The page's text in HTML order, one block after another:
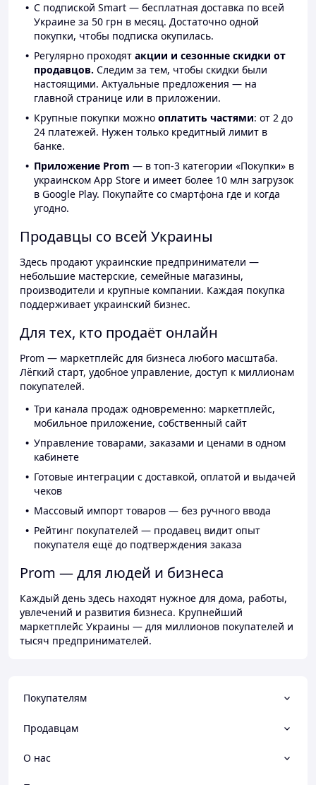
С подпиской Smart — бесплатная доставка по всей
Украине за 50 грн в месяц. Достаточно одной
покупки, чтобы подписка окупилась.
Регулярно проходят акции и сезонные скидки от
продавцов. Следим за тем, чтобы скидки были
настоящими. Актуальные предложения — на
главной странице или в приложении.
Крупные покупки можно оплатить частями: от 2 до
24 платежей. Нужен только кредитный лимит в
банке.
Приложение Prom — в топ-3 категории «Покупки» в
украинском App Store и имеет более 10 млн загрузок
в Google Play. Покупайте со смартфона где и когда
угодно.
Продавцы со всей Украины
Здесь продают украинские предприниматели —
небольшие мастерские, семейные магазины,
производители и крупные компании. Каждая покупка
поддерживает украинский бизнес.
Для тех, кто продаёт онлайн
Prom — маркетплейс для бизнеса любого масштаба.
Лёгкий старт, удобное управление, доступ к миллионам
покупателей.
Три канала продаж одновременно: маркетплейс,
мобильное приложение, собственный сайт
Управление товарами, заказами и ценами в одном
кабинете
Готовые интеграции с доставкой, оплатой и выдачей
чеков
Массовый импорт товаров — без ручного ввода
Рейтинг покупателей — продавец видит опыт
покупателя ещё до подтверждения заказа
Prom — для людей и бизнеса
Каждый день здесь находят нужное для дома, работы,
увлечений и развития бизнеса. Крупнейший
маркетплейс Украины — для миллионов покупателей и
тысяч предпринимателей.
Покупателям
Продавцам
О нас